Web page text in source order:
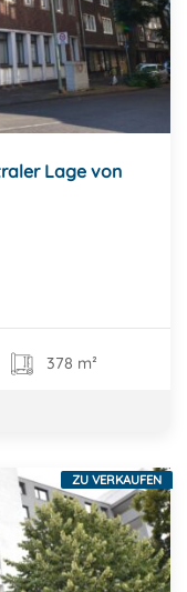
Lage von
378 m²
ZU VERKAUFEN